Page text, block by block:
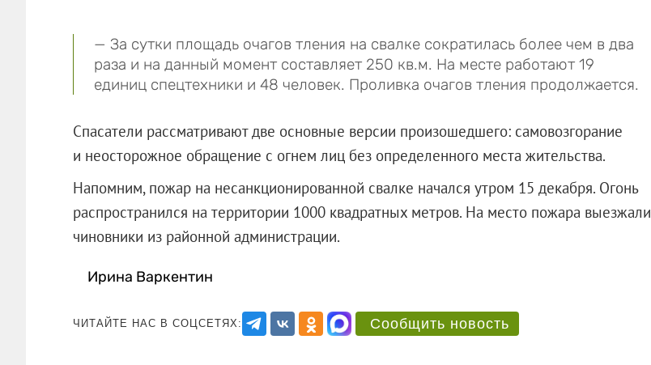
— За сутки площадь очагов тления на свалке сократилась более чем в два
раза и на данный момент составляет 250 кв.м. На месте работают 19
единиц спецтехники и 48 человек. Проливка очагов тления продолжается.
Спасатели рассматривают две основные версии произошедшего: самовозгорание
и неосторожное обращение с огнем лиц без определенного места жительства.
Напомним, пожар на несанкционированной свалке начался утром 15 декабря. Огонь
распространился на территории 1000 квадратных метров. На место пожара выезжали
чиновники из районной администрации.
Ирина Варкентин
ЧИТАЙТЕ НАС В СОЦСЕТЯХ: Сообщить новость